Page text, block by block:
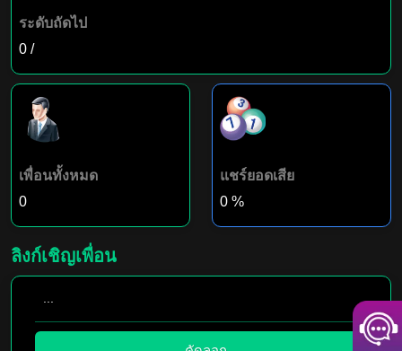
ระดับถัดไป
0 /
เพื่อนทั้งหมด
0
แชร์ยอดเสีย
0 %
ลิงก์เชิญเพื่อน